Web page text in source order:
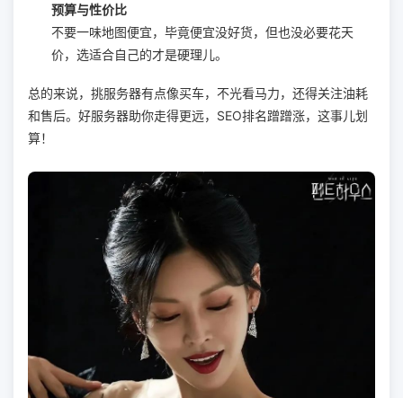
预算与性价比
不要一味地图便宜，毕竟便宜没好货，但也没必要花天
价，选适合自己的才是硬理儿。
总的来说，挑服务器有点像买车，不光看马力，还得关注油耗
和售后。好服务器助你走得更远，SEO排名蹭蹭涨，这事儿划
算！